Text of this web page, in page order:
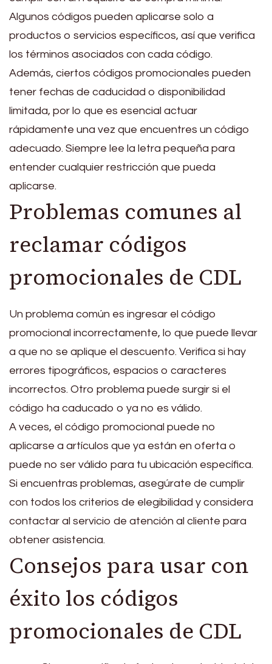
Algunos códigos pueden aplicarse solo a
productos o servicios específicos, así que verifica
los términos asociados con cada código.
Además, ciertos códigos promocionales pueden
tener fechas de caducidad o disponibilidad
limitada, por lo que es esencial actuar
rápidamente una vez que encuentres un código
adecuado. Siempre lee la letra pequeña para
entender cualquier restricción que pueda
aplicarse.
Problemas comunes al
reclamar códigos
promocionales de CDL
Un problema común es ingresar el código
promocional incorrectamente, lo que puede llevar
a que no se aplique el descuento. Verifica si hay
errores tipográficos, espacios o caracteres
incorrectos. Otro problema puede surgir si el
código ha caducado o ya no es válido.
A veces, el código promocional puede no
aplicarse a artículos que ya están en oferta o
puede no ser válido para tu ubicación específica.
Si encuentras problemas, asegúrate de cumplir
con todos los criterios de elegibilidad y considera
contactar al servicio de atención al cliente para
obtener asistencia.
Consejos para usar con
éxito los códigos
promocionales de CDL